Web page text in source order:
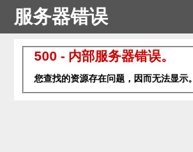
服务器错误
500 - 内部服务器错误。
您查找的资源存在问题，因而无法显示。